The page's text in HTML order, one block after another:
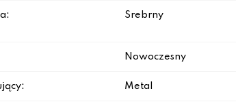
Srebrny
Nowoczesny
Metal